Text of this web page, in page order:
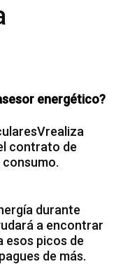
energético?
contrato de
durante
a encontrar
esos picos de
de más.